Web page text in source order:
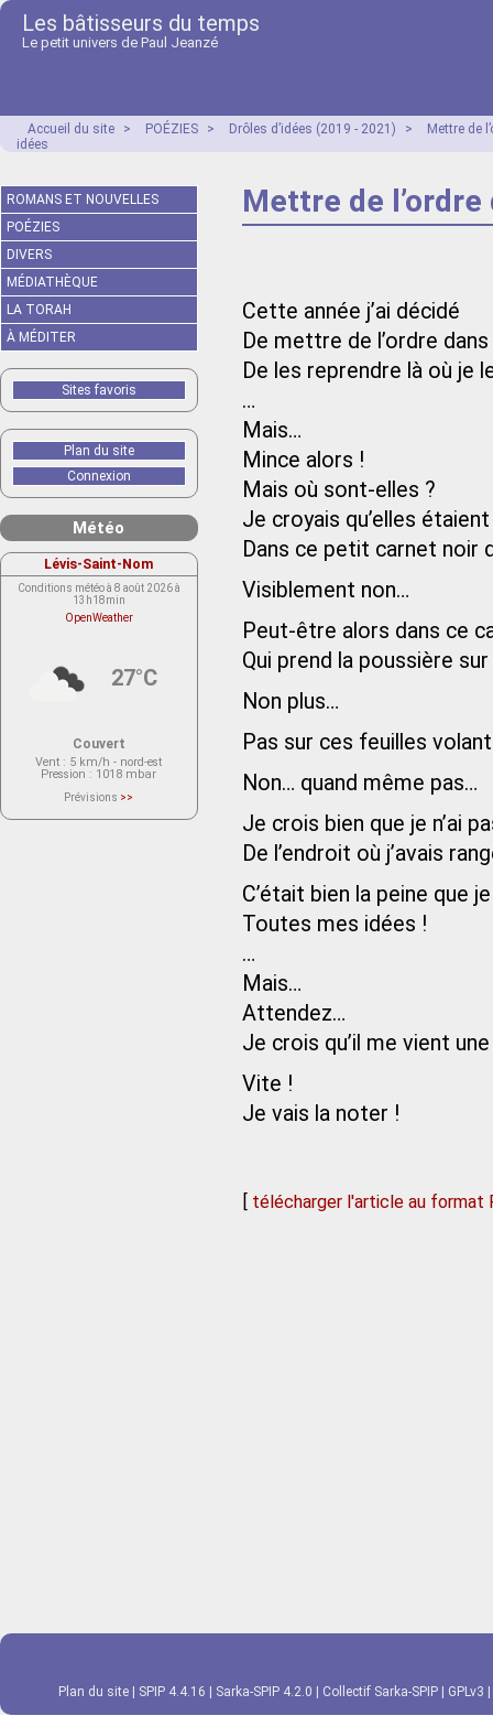
Les bâtisseurs du temps
Le petit univers de Paul Jeanzé
Accueil du site > POÉZIES > Drôles d’idées (2019 - 2021) >
Mettre de
idées
Mettre de
Cette année j’ai décidé
De mettre de l’ordre
De les reprendre là où je
…
Mais…
Mince alors !
Mais où sont-elles ?
Je croyais qu’elles
Dans ce petit carnet noir
Visiblement non…
Peut-être alors dans ce
Qui prend la poussière sur
Non plus…
Pas sur ces feuilles
Non… quand même pas…
Je crois bien que je n’ai
De l’endroit où j’avais
C’était bien la peine que
Toutes mes idées !
…
Mais…
Attendez…
Je crois qu’il me vient
Vite !
Je vais la noter !
[ télécharger l'article au format
ROMANS ET NOUVELLES
POÉZIES
DIVERS
MÉDIATHÈQUE
LA TORAH
À MÉDITER
Sites favoris
Plan du site
Connexion
Météo
Lévis-Saint-Nom
Conditions météo à 8 août 2026 à
13h18min
OpenWeather
27°C
Couvert
Vent : 5 km/h - nord-est
Pression : 1018 mbar
Prévisions >>
actuellement aucune prévision
Plan du site SPIP 4.4.16 Sarka-SPIP 4.2.0 Collectif Sarka-SPIP GPLv3